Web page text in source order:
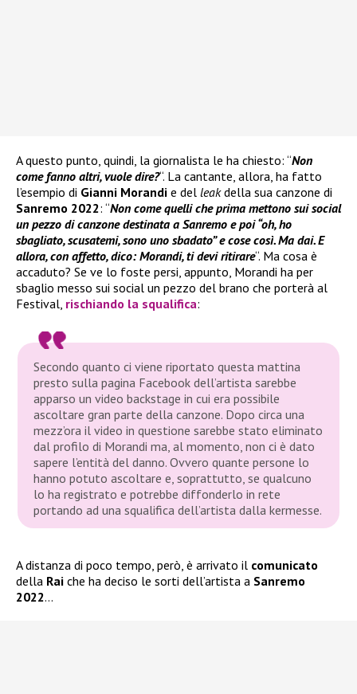
A questo punto, quindi, la giornalista le ha chiesto: “Non
come fanno altri, vuole dire?“. La cantante, allora, ha fatto
l’esempio di Gianni Morandi e del leakdella sua canzone di
Sanremo 2022: “Non come quelli che prima mettono sui social
un pezzo di canzone destinata a Sanremo e poi “oh, ho
sbagliato, scusatemi, sono uno sbadato” e cose così. Ma dai. E
allora, con affetto, dico: Morandi, ti devi ritirare“. Ma cosa è
accaduto? Se ve lo foste persi, appunto, Morandi ha per
sbaglio messo sui social un pezzo del brano che porterà al
Festival, rischiando la squalifica:
Secondo quanto ci viene riportato questa mattina
presto sulla pagina Facebook dell’artista sarebbe
apparso un video backstage in cui era possibile
ascoltare gran parte della canzone. Dopo circa una
mezz’ora il video in questione sarebbe stato eliminato
dal profilo di Morandi ma, al momento, non ci è dato
sapere l’entità del danno. Ovvero quante persone lo
hanno potuto ascoltare e, soprattutto, se qualcuno
lo ha registrato e potrebbe diffonderlo in rete
portando ad una squalifica dell’artista dalla kermesse.
A distanza di poco tempo, però, è arrivato il comunicato
della Rai che ha deciso le sorti dell’artista a Sanremo
2022…